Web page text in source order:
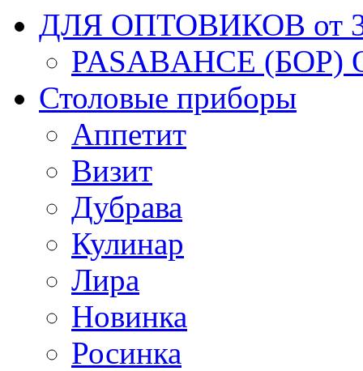
ДЛЯ ОПТОВИКОВ от
PASABAHCE (БОР)
Столовые приборы
Аппетит
Визит
Дубрава
Кулинар
Лира
Новинка
Росинка